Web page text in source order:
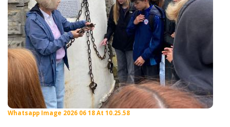
Whatsapp Image 2026 06 18 At 10.25.58